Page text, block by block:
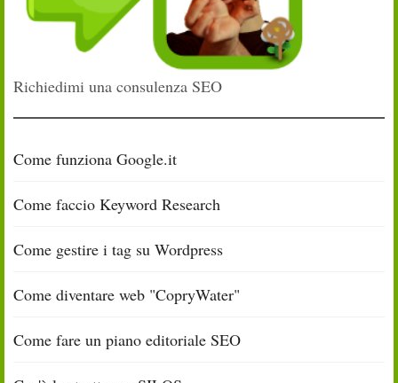
Richiedimi una consulenza SEO
Come funziona Google.it
Come faccio Keyword Research
Come gestire i tag su Wordpress
Come diventare web "CopryWater"
Come fare un piano editoriale SEO